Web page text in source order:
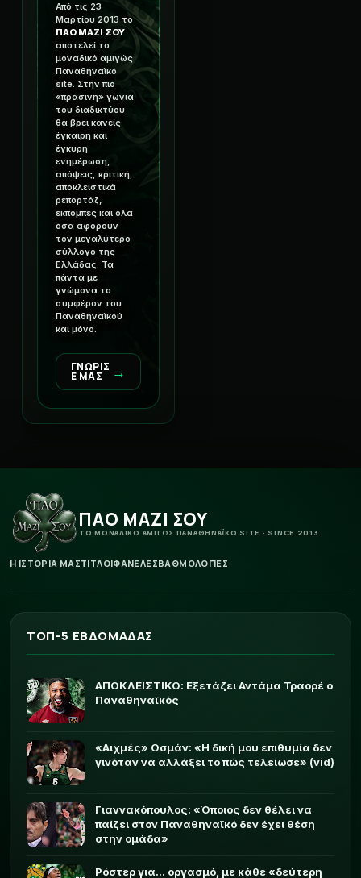
Από τις 23
Μαρτίου 2013 το
ΠΑΟ ΜΑΖΙ ΣΟΥ
αποτελεί το
μοναδικό αμιγώς
Παναθηναϊκό
site. Στην πιο
«πράσινη» γωνιά
του διαδικτύου
θα βρει κανείς
έγκαιρη και
έγκυρη
ενημέρωση,
απόψεις, κριτική,
αποκλειστικά
ρεπορτάζ,
εκπομπές και όλα
όσα αφορούν
τον μεγαλύτερο
σύλλογο της
Ελλάδας. Τα
πάντα με
γνώμονα το
συμφέρον του
Παναθηναϊκού
και μόνο.
ΓΝΩΡΙΣ
Ε ΜΑΣ →
ΠΑΟ ΜΑΖΙ ΣΟΥ
ΤΟ ΜΟΝΑΔΙΚΟ ΑΜΙΓΩΣ ΠΑΝΑΘΗΝΑΪΚΟ SITE · SINCE 2013
Η ΙΣΤΟΡΙΑ ΜΑΣΤΙΤΛΟΙΦΑΝΕΛΕΣΒΑΘΜΟΛΟΓΙΕΣ
ΤΟΠ-5 ΕΒΔΟΜΑΔΑΣ
ΑΠΟΚΛΕΙΣΤΙΚΟ: Εξετάζει Αντάμα Τραορέ ο
Παναθηναϊκός
«Αιχμές» Οσμάν: «Η δική μου επιθυμία δεν
γινόταν να αλλάξει το πώς τελείωσε» (vid)
Γιαννακόπουλος: «Όποιος δεν θέλει να
παίζει στον Παναθηναϊκό δεν έχει θέση
στην ομάδα»
Ρόστερ για... οργασμό, με κάθε «δεύτερη